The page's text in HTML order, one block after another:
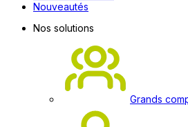
Nouveautés
Nos solutions
Grands